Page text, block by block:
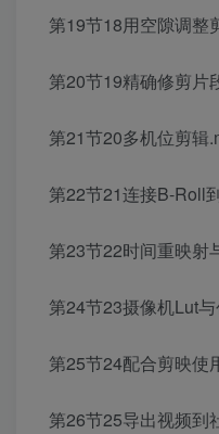
第19节18用空隙调整
第20节19精确修剪片
第21节20多机位剪辑
第22节21连接B-Roll
第23节22时间重映射
第24节23摄像机Lut
第25节24配合剪映使
第26节25导出视频到